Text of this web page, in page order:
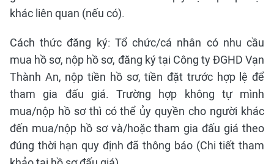
khác liên quan (nếu có).
Cách thức đăng ký: Tổ chức/cá nhân có nhu cầu
mua hồ sơ, nộp hồ sơ, đăng ký tại Công ty ĐGHD Vạn
Thành An, nộp tiền hồ sơ, tiền đặt trước hợp lệ để
tham gia đấu giá. Trường hợp không tự mình
mua/nộp hồ sơ thì có thể ủy quyền cho người khác
đến mua/nộp hồ sơ và/hoặc tham gia đấu giá theo
đúng thời hạn quy định đã thông báo (Chi tiết tham